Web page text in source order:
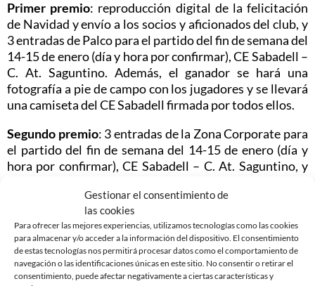
Gestionar el consentimiento de
las cookies
Para ofrecer las mejores experiencias, utilizamos tecnologías como las cookies
para almacenar y/o acceder a la información del dispositivo. El consentimiento
de estas tecnologías nos permitirá procesar datos como el comportamiento de
navegación o las identificaciones únicas en este sitio. No consentir o retirar el
consentimiento, puede afectar negativamente a ciertas características y
Primer premio: reproducción digital de la felicitación
de Navidad y envío a los socios y aficionados del club, y
3 entradas de Palco para el partido del fin de semana del
14-15 de enero (día y hora por confirmar), CE Sabadell –
C. At. Saguntino. Además, el ganador se hará una
fotografía a pie de campo con los jugadores y se llevará
una camiseta del CE Sabadell firmada por todos ellos.
Segundo premio: 3 entradas de la Zona Corporate para
el partido del fin de semana del 14-15 de enero (día y
hora por confirmar), CE Sabadell – C. At. Saguntino, y
oficial del CE Sabadell FC, SAD.
Tercer premio: 3 entradas de la Zona Corporate para el
partido del fin de semana del 14-15 de enero (día y hora
por confirmar), CE Sabadell – C. At. Saguntino, y un
cheque regalo valorado en 15€ a canjear en la Tienda